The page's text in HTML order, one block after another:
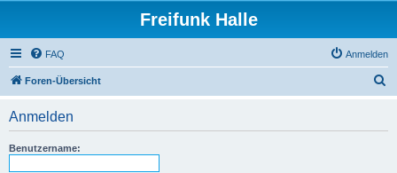
Freifunk Halle
FAQ Anmelden
Foren-Übersicht
Anmelden
Benutzername: